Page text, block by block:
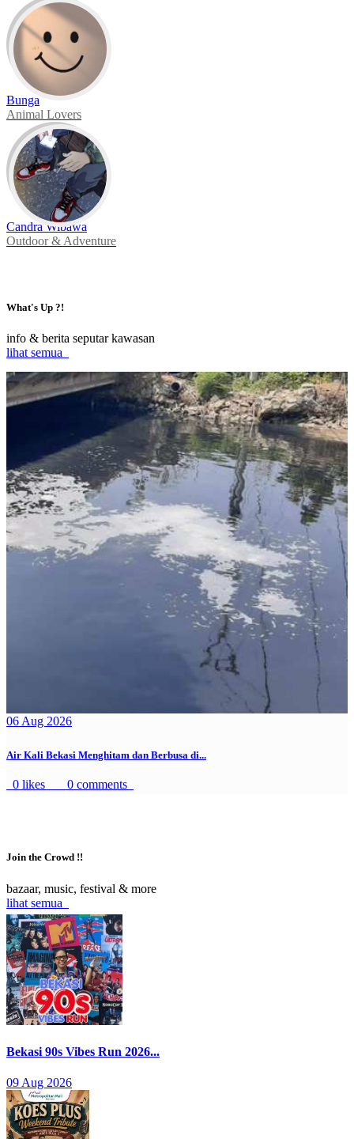
Bunga
Animal Lovers
Candra Wibawa
Outdoor & Adventure
What's Up ?!
info & berita seputar kawasan
lihat semua
06 Aug 2026
Air Kali Bekasi Menghitam dan Berbusa di...
0 likes 0 comments
Join the Crowd !!
bazaar, music, festival & more
lihat semua
Bekasi 90s Vibes Run 2026...
09 Aug 2026